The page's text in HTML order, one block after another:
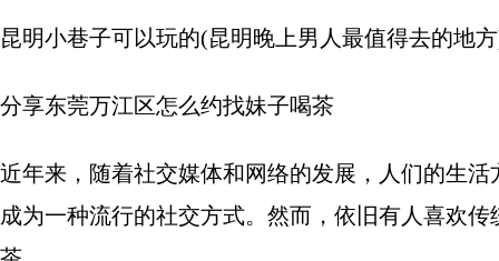
昆明小巷子可以玩的(昆明晚上男人最值得去的地
分享东莞万江区怎么约找妹子喝茶
近年来，随着社交媒体和网络的发展，人们的生
成为一种流行的社交方式。然而，依旧有人喜欢